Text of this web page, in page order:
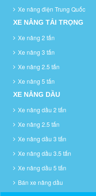
Xe nâng điện Trung Quốc
XE NÂNG TẢI TRỌNG
Xe nâng 2 tấn
Xe nâng 3 tấn
Xe nâng 2.5 tấn
Xe nâng 5 tấn
XE NÂNG DẦU
Xe nâng dầu 2 tấn
Xe nâng 2.5 tấn
Xe nâng dầu 3 tấn
Xe nâng dầu 3.5 tấn
Xe nâng dầu 5 tấn
Bán xe nâng dầu